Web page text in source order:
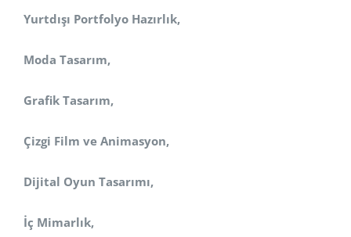
Yurtdışı Portfolyo Hazırlık,
Moda Tasarım,
Grafik Tasarım,
Çizgi Film ve Animasyon,
Dijital Oyun Tasarımı,
İç Mimarlık,